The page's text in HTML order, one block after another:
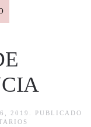
2019
. PUBLICADO